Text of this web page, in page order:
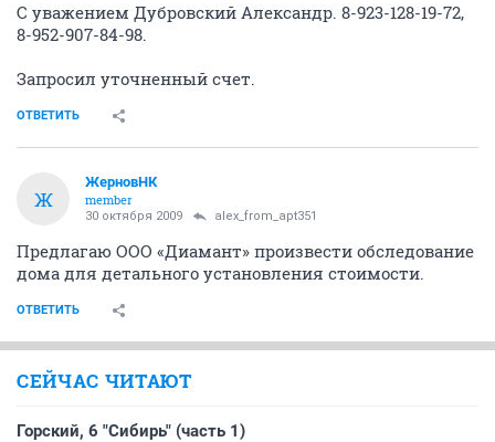
С уважением Дубровский Александр. 8-923-128-19-72,
8-952-907-84-98.
Запросил уточненный счет.
ОТВЕТИТЬ
Ж
ЖерновНК
member
30 октября 2009 alex_from_apt351
Предлагаю ООО «Диамант» произвести обследование
дома для детального установления стоимости.
ОТВЕТИТЬ
СЕЙЧАС ЧИТАЮТ
Горский, 6 "Сибирь" (часть 1)